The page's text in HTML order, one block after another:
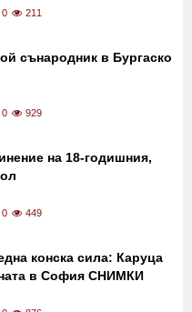
0 211
сънародник в Бургаско
0 929
на 18-годишния,
0 449
конска сила: Каруца
в София СНИМКИ